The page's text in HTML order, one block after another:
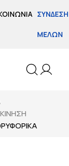
ΣΎΝΔΕΣΗ
ΜΕΛΏΝ